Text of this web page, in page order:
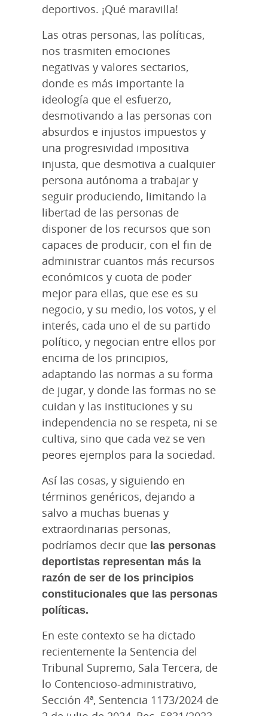
deportivos. ¡Qué maravilla!
Las otras personas, las políticas,
nos trasmiten emociones
negativas y valores sectarios,
donde es más importante la
ideología que el esfuerzo,
desmotivando a las personas con
absurdos e injustos impuestos y
una progresividad impositiva
injusta, que desmotiva a cualquier
persona autónoma a trabajar y
seguir produciendo, limitando la
libertad de las personas de
disponer de los recursos que son
capaces de producir, con el fin de
administrar cuantos más recursos
económicos y cuota de poder
mejor para ellas, que ese es su
negocio, y su medio, los votos, y el
interés, cada uno el de su partido
político, y negocian entre ellos por
encima de los principios,
adaptando las normas a su forma
de jugar, y donde las formas no se
cuidan y las instituciones y su
independencia no se respeta, ni se
cultiva, sino que cada vez se ven
peores ejemplos para la sociedad.
Así las cosas, y siguiendo en
términos genéricos, dejando a
salvo a muchas buenas y
extraordinarias personas,
podríamos decir que las personas
deportistas representan más la
razón de ser de los principios
constitucionales que las personas
políticas.
En este contexto se ha dictado
recientemente la Sentencia del
Tribunal Supremo, Sala Tercera, de
lo Contencioso-administrativo,
Sección 4ª, Sentencia 1173/2024 de